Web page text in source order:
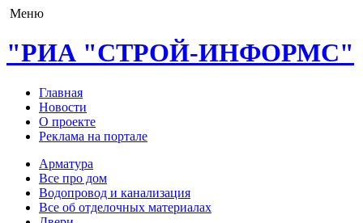
Меню
"РИА "СТРОЙ-ИНФОРМС"
Главная
Новости
О проекте
Реклама на портале
Арматура
Все про дом
Водопровод и канализация
Все об отделочных материалах